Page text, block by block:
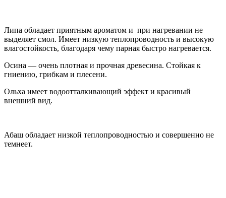
Липа обладает приятным ароматом и при нагревании не
выделяет смол. Имеет низкую теплопроводность и высокую
влагостойкость, благодаря чему парная быстро нагревается.
Осина — очень плотная и прочная древесина. Стойкая к
гниению, грибкам и плесени.
Ольха имеет водоотталкивающий эффект и красивый
внешний вид.
Абаш обладает низкой теплопроводностью и совершенно не
темнеет.